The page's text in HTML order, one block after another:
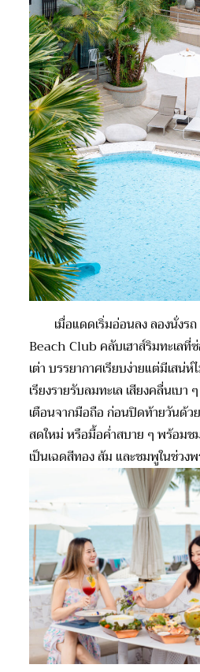
เมื่อแดดเริ่มอ่อนลง ลองนั่งรถ
Beach Club คลับเฮาส์ริมทะเลที่
เต่า บรรยากาศเรียบง่ายแต่มีเสน่
เรียงรายรับลมทะเล เสียงคลื่นเบ
เตือนจากมือถือ ก่อนปิดท้ายวันด้ว
สดใหม่ หรือมื้อค่ำสบาย ๆ พร้อม
เป็นเฉดสีทอง ส้ม และชมพูในช่วง